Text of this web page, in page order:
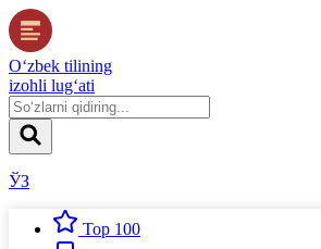
O‘zbek tilining
izohli lug‘ati
ЎЗ
Top 100